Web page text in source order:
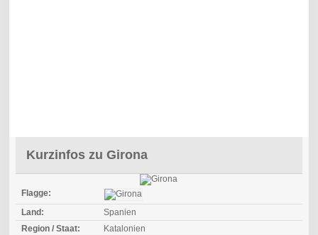
Kurzinfos zu Girona
Flagge:
Land:
Spanien
Region / Staat:
Katalonien